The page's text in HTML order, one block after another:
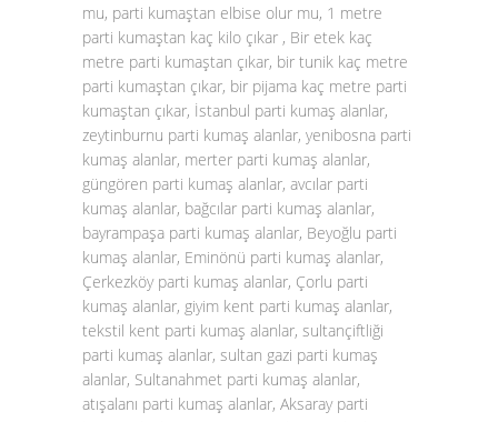
mu, parti kumaştan elbise olur mu, 1 metre
parti kumaştan kaç kilo çıkar , Bir etek kaç
metre parti kumaştan çıkar, bir tunik kaç metre
parti kumaştan çıkar, bir pijama kaç metre parti
kumaştan çıkar, İstanbul parti kumaş alanlar,
zeytinburnu parti kumaş alanlar, yenibosna parti
kumaş alanlar, merter parti kumaş alanlar,
güngören parti kumaş alanlar, avcılar parti
kumaş alanlar, bağcılar parti kumaş alanlar,
bayrampaşa parti kumaş alanlar, Beyoğlu parti
kumaş alanlar, Eminönü parti kumaş alanlar,
Çerkezköy parti kumaş alanlar, Çorlu parti
kumaş alanlar, giyim kent parti kumaş alanlar,
tekstil kent parti kumaş alanlar, sultançiftliği
parti kumaş alanlar, sultan gazi parti kumaş
alanlar, Sultanahmet parti kumaş alanlar,
atışalanı parti kumaş alanlar, Aksaray parti